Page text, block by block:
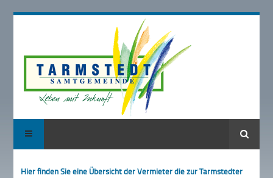
Suche
Hier finden Sie eine Übersicht der Vermieter die zur Tarmstedter